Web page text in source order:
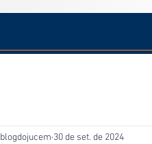
blogdojucem 30 de set. de 2024